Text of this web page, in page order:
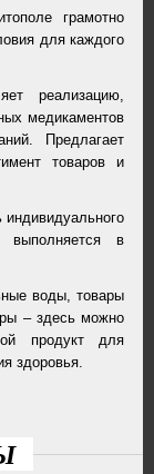
грамотно
для каждого
реализацию,
медикаментов
Предлагает
товаров и
индивидуального
выполняется в
воды, товары
– здесь можно
продукт для
здоровья.